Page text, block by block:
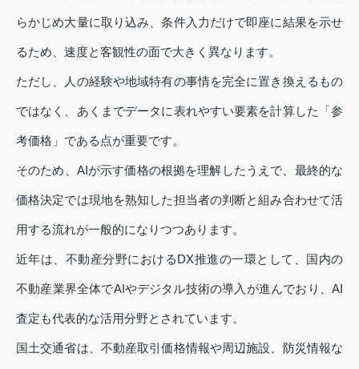
らかじめ大量に取り込み、条件入力だけで即座に結果を示せ
るため、速度と客観性の面で大きく異なります。
ただし、人の経験や地域特有の事情を完全に置き換えるもの
ではなく、あくまでデータに表れやすい要素を計算した「参
考価格」である点が重要です。
そのため、AIが示す価格の根拠を理解したうえで、最終的な
価格決定では現地を熟知した担当者の判断と組み合わせて活
用する流れが一般的になりつつあります。
近年は、不動産分野におけるDX推進の一環として、国内の
不動産業界全体でAIやデジタル技術の導入が進んでおり、AI
査定も代表的な活用分野とされています。
国土交通省は、不動産取引価格情報や周辺施設、防災情報な